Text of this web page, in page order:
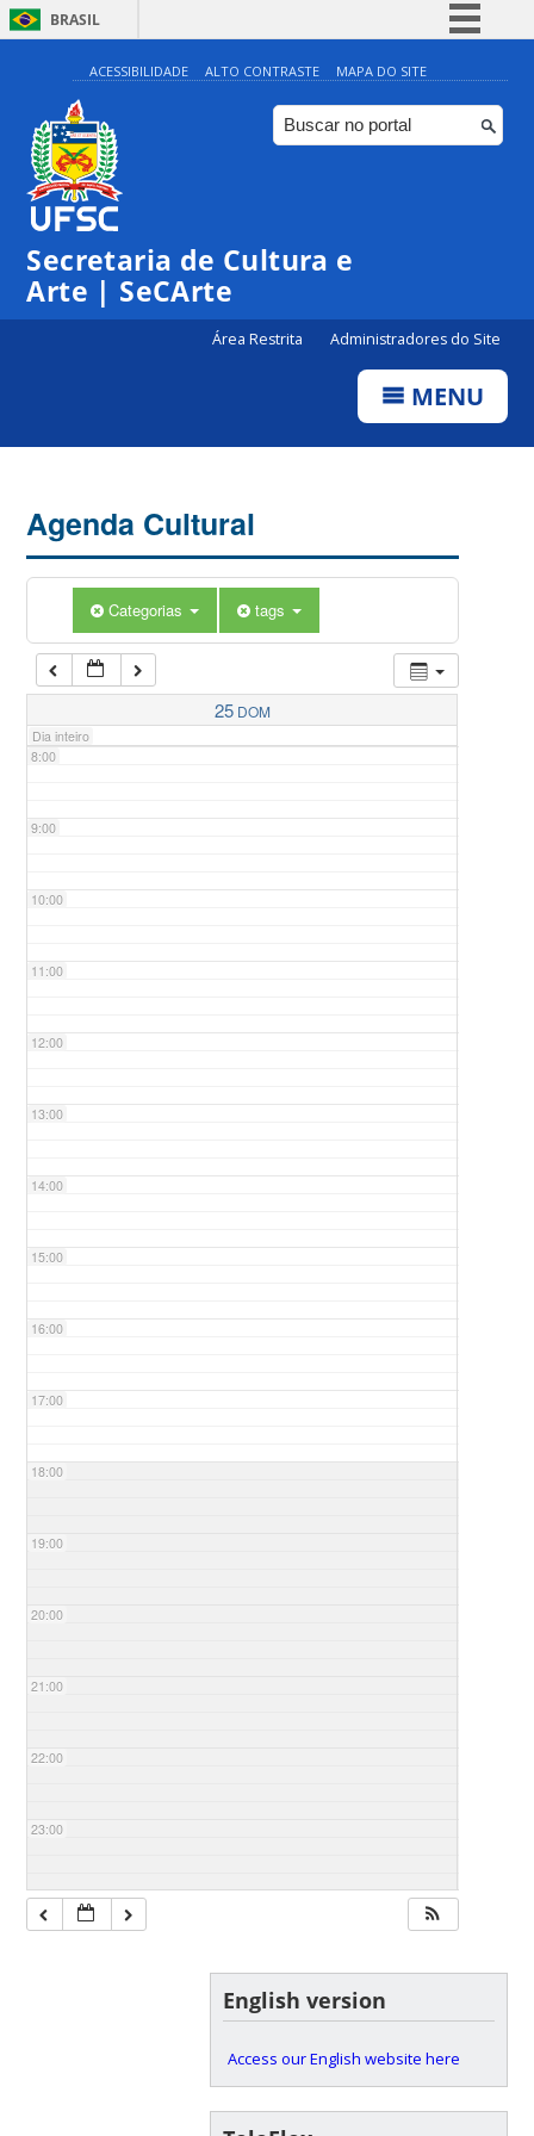
BRASIL
Simplifique!
Comunica BR
Participe
ACESSIBILIDADE ALTO CONTRASTE MAPA DO SITE
Secretaria de Cultura e
Arte | SeCArte
Área Restrita Administradores do Site
MENU
Agenda Cultural
Categorias tags
25 DOM
Dia inteiro
0:00
1:00
5:00
7:00
8:00
9:00
10:00
11:00
12:00
13:00
14:00
15:00
16:00
17:00
18:00
19:00
20:00
21:00
22:00
23:00
English version
Access our English website here